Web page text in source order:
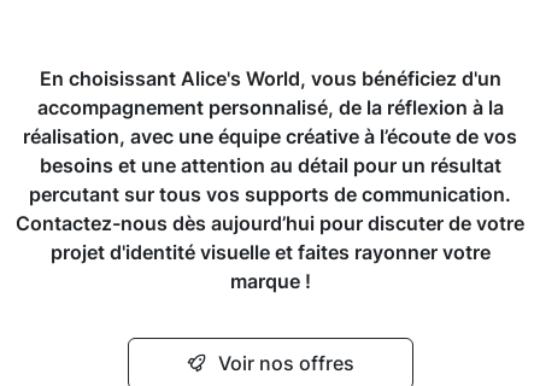
En choisissant Alice's World, vous bénéficiez d'un
accompagnement personnalisé, de la réflexion à la
réalisation, avec une équipe créative à l’écoute de vos
besoins et une attention au détail pour un résultat
percutant sur tous vos supports de communication.
Contactez-nous dès aujourd’hui pour discuter de votre
projet d'identité visuelle et faites rayonner votre
marque !
Voir nos offres